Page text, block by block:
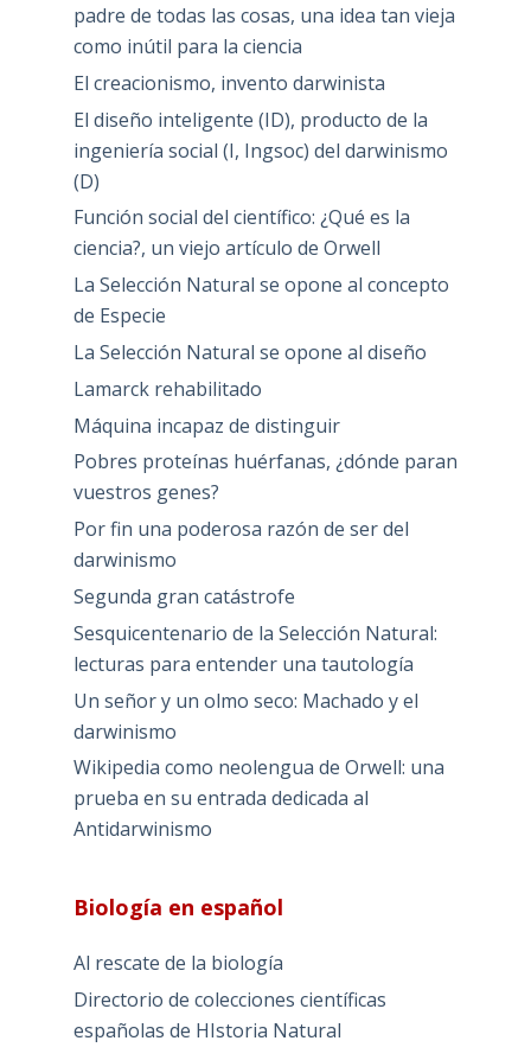
padre de todas las cosas, una idea tan vieja
como inútil para la ciencia
El creacionismo, invento darwinista
El diseño inteligente (ID), producto de la
ingeniería social (I, Ingsoc) del darwinismo
(D)
Función social del científico: ¿Qué es la
ciencia?, un viejo artículo de Orwell
La Selección Natural se opone al concepto
de Especie
La Selección Natural se opone al diseño
Lamarck rehabilitado
Máquina incapaz de distinguir
Pobres proteínas huérfanas, ¿dónde paran
vuestros genes?
Por fin una poderosa razón de ser del
darwinismo
Segunda gran catástrofe
Sesquicentenario de la Selección Natural:
lecturas para entender una tautología
Un señor y un olmo seco: Machado y el
darwinismo
Wikipedia como neolengua de Orwell: una
prueba en su entrada dedicada al
Antidarwinismo
Biología en español
Al rescate de la biología
Directorio de colecciones científicas
españolas de HIstoria Natural